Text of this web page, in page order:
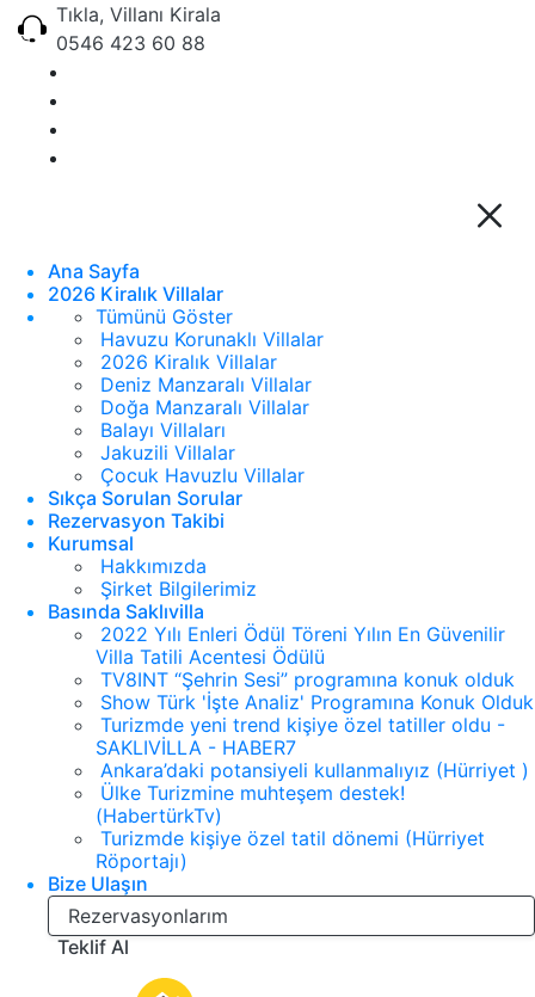
Tıkla, Villanı Kirala
0546 423 60 88
Ana Sayfa
2026 Kiralık Villalar
Tümünü Göster
Havuzu Korunaklı Villalar
2026 Kiralık Villalar
Deniz Manzaralı Villalar
Doğa Manzaralı Villalar
Balayı Villaları
Jakuzili Villalar
Çocuk Havuzlu Villalar
Sıkça Sorulan Sorular
Rezervasyon Takibi
Kurumsal
Hakkımızda
Şirket Bilgilerimiz
Basında Saklıvilla
2022 Yılı Enleri Ödül Töreni Yılın En Güvenilir
Villa Tatili Acentesi Ödülü
TV8INT “Şehrin Sesi” programına konuk olduk
Show Türk 'İşte Analiz' Programına Konuk Olduk
Turizmde yeni trend kişiye özel tatiller oldu -
SAKLIVİLLA - HABER7
Ankara’daki potansiyeli kullanmalıyız (Hürriyet )
Ülke Turizmine muhteşem destek!
(HabertürkTv)
Turizmde kişiye özel tatil dönemi (Hürriyet
Röportajı)
Bize Ulaşın
Rezervasyonlarım
Teklif Al